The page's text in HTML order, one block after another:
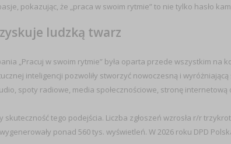
pokazując, że „praca w swoim rytmie” to nie tylko hasło
ludzką twarz
„Pracuj w swoim rytmie” była oparta przede wszystkim na
inteligencji pozwoliły stworzyć nowoczesną i
spoty radiowe, media społecznościowe, stronę
skuteczność tego podejścia. Liczba zgłoszeń wzrosła r/r
ponad 560 tys. wyświetleń. W 2026 roku DPD